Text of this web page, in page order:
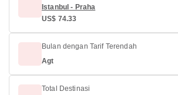
Istanbul - Praha
US$ 74.33
Bulan dengan Tarif Terendah
Agt
Total Destinasi